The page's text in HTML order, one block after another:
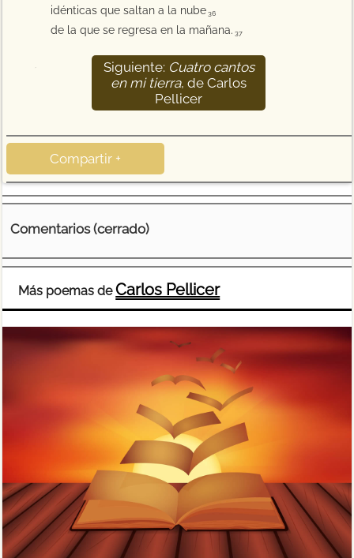
idénticas que saltan a la nube 36
de la que se regresa en la mañana. 37
Siguiente: Cuatro cantos
en mi tierra, de Carlos
Pellicer
Compartir +
Comentarios (cerrado)
Más poemas deCarlos Pellicer